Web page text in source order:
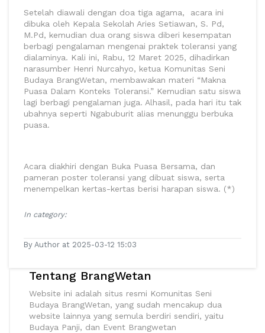
Setelah diawali dengan doa tiga agama, acara ini
dibuka oleh Kepala Sekolah Aries Setiawan, S. Pd,
M.Pd, kemudian dua orang siswa diberi kesempatan
berbagi pengalaman mengenai praktek toleransi yang
dialaminya. Kali ini, Rabu, 12 Maret 2025, dihadirkan
narasumber Henri Nurcahyo, ketua Komunitas Seni
Budaya BrangWetan, membawakan materi “Makna
Puasa Dalam Konteks Toleransi.” Kemudian satu siswa
lagi berbagi pengalaman juga. Alhasil, pada hari itu tak
ubahnya seperti Ngabuburit alias menunggu berbuka
puasa.
Acara diakhiri dengan Buka Puasa Bersama, dan
pameran poster toleransi yang dibuat siswa, serta
menempelkan kertas-kertas berisi harapan siswa. (*)
In category:
By Author at 2025-03-12 15:03
Tentang BrangWetan
Website ini adalah situs resmi Komunitas Seni
Budaya BrangWetan, yang sudah mencakup dua
website lainnya yang semula berdiri sendiri, yaitu
Budaya Panji, dan Event Brangwetan